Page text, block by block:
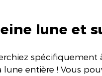
lune et
spécifiquement
entière ! Vous